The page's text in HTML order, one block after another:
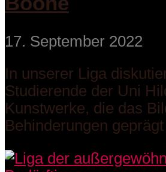
17. September 2022
In unserer Liga
Studierende der Uni
Kunstwerke, die das
Behinderungen